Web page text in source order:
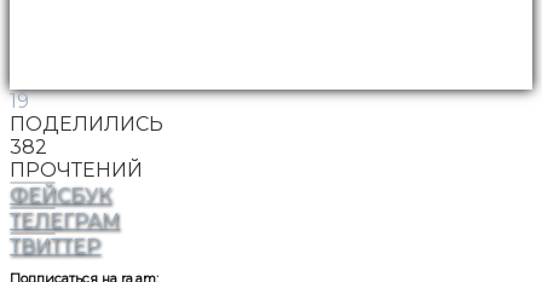
19
ПОДЕЛИЛИСЬ
382
ПРОЧТЕНИЙ
ФЕЙСБУК
ТЕЛЕГРАМ
ТВИТТЕР